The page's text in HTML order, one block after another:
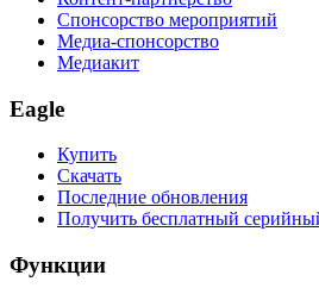
Спонсорство мероприятий
Медиа-спонсорство
Медиакит
Eagle
Купить
Скачать
Последние обновления
Получить бесплатный
Функции